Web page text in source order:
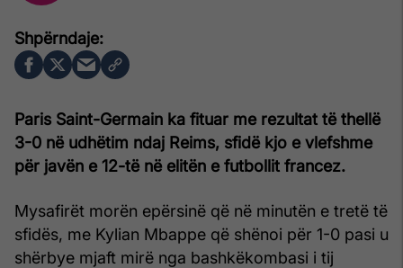
Paris Saint-Germain ka fituar me rezultat të thellë
3-0 në udhëtim ndaj Reims, sfidë kjo e vlefshme
për javën e 12-të në elitën e futbollit francez.
Mysafirët morën epërsinë që në minutën e tretë të
sfidës, me Kylian Mbappe që shënoi për 1-0 pasi u
shërbye mjaft mirë nga bashkëkombasi i tij